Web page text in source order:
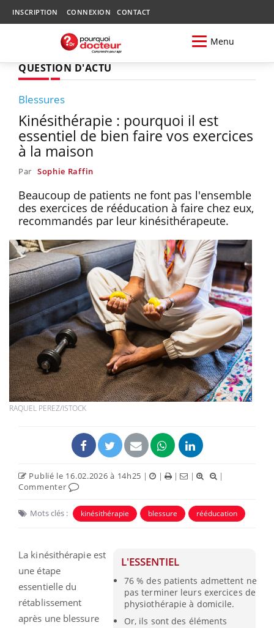
INSCRIPTION CONNEXION CONTACT
Menu
QUESTION D'ACTU
Blessures
Kinésithérapie : pourquoi il est
essentiel de bien faire vos exercices
à la maison
Par Sophie Raffin
Beaucoup de patients ne font pas l'ensemble
des exercices de rééducation à faire chez eux,
recommandés par leur kinésithérapeute.
RAQUEL PEREZ/ISTOCK
Publié le 16.02.2026 à 14h25 | | | |
|
Commenter
Mots clés : kinésithérapie blessure rééducation
L'ESSENTIEL
76 % des patients admettent ne
pas terminer leurs exercices de
physiothérapie à domicile.
Or, ils sont des éléments
La kinésithérapie est
une étape
essentielle du
rétablissement
après une blessure